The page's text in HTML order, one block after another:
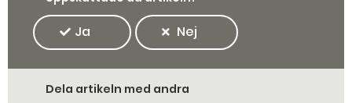
Ja Nej
Dela artikeln med andra